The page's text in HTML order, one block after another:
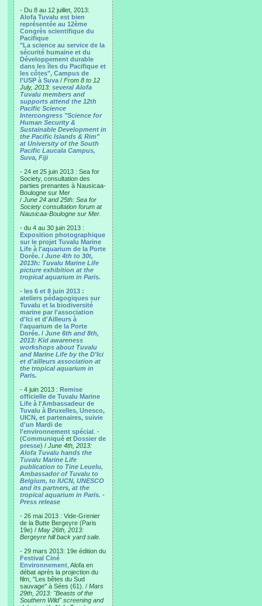
- Du 8 au 12 juillet, 2013:
Alofa Tuvalu est bien
représentée au 12ème
Congrès scientifique du
Pacifique
"La science au service de la
sécurité humaine et du
Développement durable
dans les îles du Pacifique et
les côtes", Campus de
l'USP à Suva / From 8 to 12
July, 2013: several Alofa
Tuvalu members and
supports attend the 12th
Pacific Science
Intercongress "Science for
Human Security &
Sustainable Development in
the Pacific Islands & Rim"
at University of the South
Pacific Laucala Campus,
Suva, Fiji
- 24 et 25 juin 2013 : Sea for
Society, consultation des
parties prenantes à Nausicaa-
Boulogne sur Mer
/ June 24 and 25th: Sea for
Society consultation forum at
Nausicaa-Boulogne sur Mer.
- du 4 au 30 juin 2013 :
Exposition photographique
sur le projet Tuvalu Marine
Life à l'aquarium de la Porte
Dorée. / June 4th to 30t,
2013h: Tuvalu Marine Life
picture exhibition at the
tropical aquarium in Paris.
- les 6 et 8 juin 2013 :
ateliers pédagogiques sur
Tuvalu et la biodiversité
marine par l'association
d'Ici et d'Ailleurs à
l'aquarium de la Porte
Dorée. / June 6th and 8th,
2013: Kid awareness
workshops about Tuvalu
and Marine Life by the D'Ici
et d'ailleurs association at
the tropical aquarium in
Paris.
- 4 juin 2013 : Remise
officielle de Tuvalu Marine
Life à l'Ambassadeur de
Tuvalu à Bruxelles, Unesco,
UICN, et partenaires, suivie
d'un Mardi de
l'environnement spécial . -
(Communiqué et Dossier de
presse) / June 4th, 2013:
Alofa Tuvalu hands the
Tuvalu Marine Life
publication to Tine Leuelu,
Ambassador of Tuvalu to
Belgium, to IUCN, UNESCO
and its partners, at the
tropical aquarium in Paris. -
Press release
- 26 mai 2013 : Vide-Grenier
de la Butte Bergeyre (Paris
19e) / May 26th, 2013:
Bergeyre hill back yard sale.
- 29 mars 2013: 19e édition du
Festival Ciné
Environnement , Alofa en
débat après la projection du
film, "Les bêtes du Sud
sauvage" à Sées (61). / Mars
29th, 2013: "Beasts of the
Southern Wild" screening and